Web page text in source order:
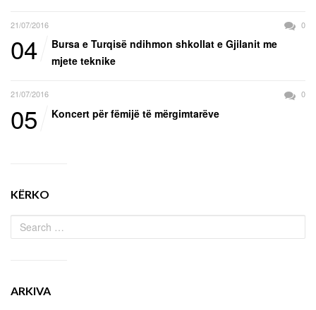
21/07/2016 0
04
Bursa e Turqisë ndihmon shkollat e Gjilanit me
mjete teknike
21/07/2016 0
05 Koncert për fëmijë të mërgimtarëve
KËRKO
ARKIVA